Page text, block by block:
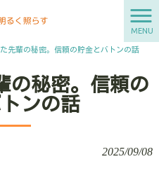
MENU
先輩の秘密。信頼の貯金とバトンの話
の秘密。信頼の
ンの話
2025/09/08